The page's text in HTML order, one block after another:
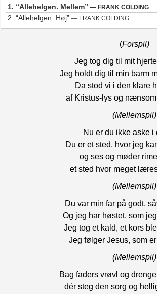
1. “Allehelgen. Mellem”— FRANK COLDING
2.“Allehelgen. Høj”— FRANK COLDING
(Forspil)
Jeg tog dig til mit
Jeg holdt dig til min barm
Da stod vi i den klare
af Kristus-lys og
(Mellemspil)
Nu er du ikke aske i
Du er et sted, hvor jeg
og ses og møder
et sted hvor meget
(Mellemspil)
Du var min far på godt,
Og jeg har høstet, som
Jeg tog et kald, et kors
Jeg følger Jesus, som
(Mellemspil)
Bag faders vrøvl og
dér steg den sorg og